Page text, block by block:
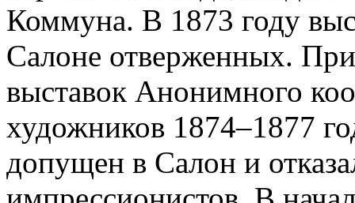
Коммуна. В 1873 году
Салоне отверженных.
выставок Анонимного
художников 1874–1877
допущен в Салон и